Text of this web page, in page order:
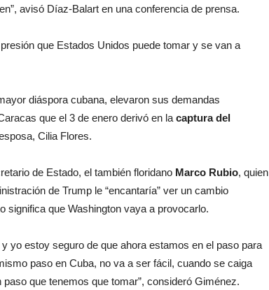
avisó Díaz-Balart en una conferencia de prensa.
que Estados Unidos puede tomar y se van a
diáspora cubana, elevaron sus demandas
que el 3 de enero derivó en lacaptura del
Cilia Flores.
de Estado, el también floridano Marco Rubio, quien
de Trump le “encantaría” ver un cambio
significa que Washington vaya a provocarlo.
yo estoy seguro de que ahora estamos en el paso para
paso en Cuba, no va a ser fácil, cuando se caiga
que tenemos que tomar”, consideró Giménez.